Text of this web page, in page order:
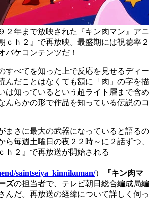
２年まで放映された『キン肉マン』アニ
ｃｈ２』で再放映。最盛期には視聴率２
バケコンテンツだ！
すべてを知った上で反応を見せるディー
んだことはなくても額に「肉」の字を描
は知っているという超ライト層まで含め
んらかの形で作品を知っている伝説のコ
まさに最大の武器になっていると語るの
ら毎週土曜日の夜２２時～に２話ずつ、
ｈ２』で再放送が開始される
saintseiya_kinnikuman/）
『キン肉マ
ズの担当者で、テレビ朝日総合編成局編
んだ。再放送の経緯について詳しく伺っ